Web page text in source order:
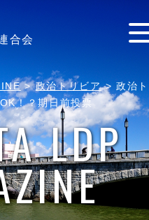
合会
>政治トリビア> 政治
！？期日前投票
LDP